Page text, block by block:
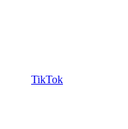
TikTok